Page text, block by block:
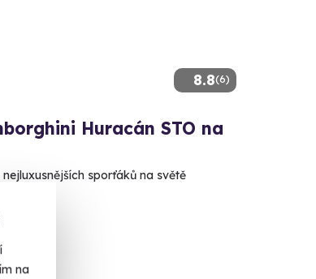
na
8.8(6)
Huracán STO na
sporťáků na světě